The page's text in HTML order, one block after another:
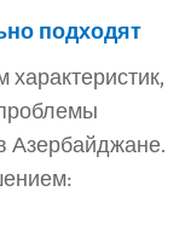
подходят
Азербайджане.